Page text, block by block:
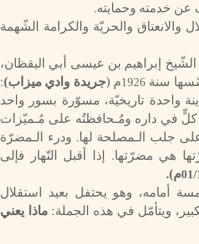
عن خدمته وحمايته.
والانعتاق والحريّة والكرامة الشّهمة
إبراهيم بن عيسى أبي اليقظان،
سنة 1926م (جريدة وادي ميزاب):
واحدة تاريخيّة، مسوّرة بسور واحد
كلٍّ في داره ومُـحافظتُه على مُـميّزات
جلب الـمصلحة لها. ودرء الـمضرّة
هي مضرّتها. إذا أقبل النّهار فإلى
01/م).
وهو يحتفل بعيد استقلال
ويتأمّل في هذه الجملة:ماذا يعني